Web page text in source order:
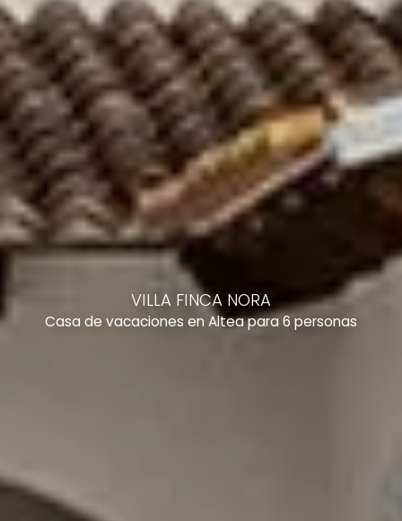
VILLA FINCA NORA
Casa de vacaciones en Altea para 6 personas